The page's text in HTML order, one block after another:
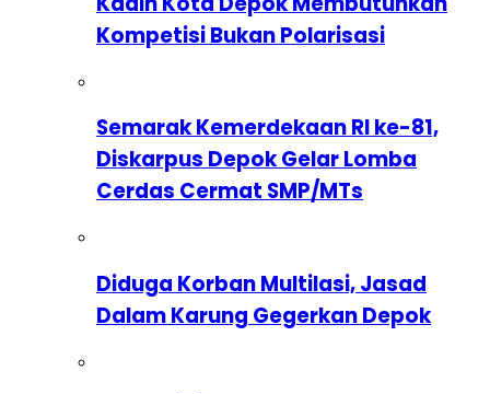
Kompetisi Bukan Polarisasi
Semarak Kemerdekaan RI ke-81,
Diskarpus Depok Gelar Lomba
Cerdas Cermat SMP/MTs
Diduga Korban Multilasi, Jasad
Dalam Karung Gegerkan Depok